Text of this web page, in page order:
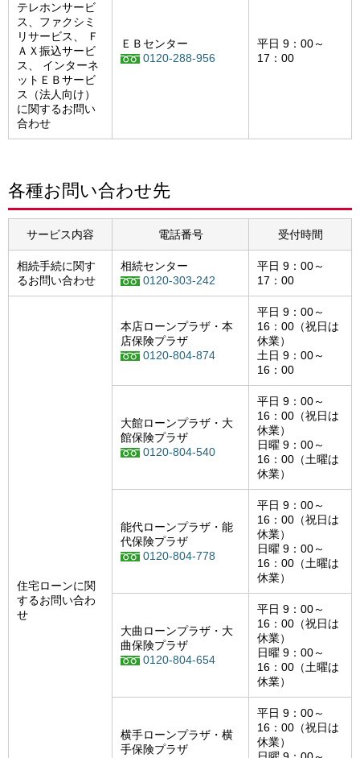
テレホンサービ
ス、ファクシミ
リサービス、 Ｆ
ＡＸ振込サービ
ス、 インターネ
ットＥＢサービ
ス（法人向け）
に関するお問い
合わせ
ＥＢセンター
0120-288-956
平日 9：00～
17：00
各種お問い合わせ先
サービス内容 電話番号 受付時間
相続手続に関す
るお問い合わせ
相続センター
0120-303-242
平日 9：00～
17：00
住宅ローンに関
するお問い合わ
せ
本店ローンプラザ・本
店保険プラザ
0120-804-874
平日 9：00～
16：00（祝日は
休業）
土日 9：00～
16：00
大館ローンプラザ・大
館保険プラザ
0120-804-540
平日 9：00～
16：00（祝日は
休業）
日曜 9：00～
16：00（土曜は
休業）
能代ローンプラザ・能
代保険プラザ
0120-804-778
平日 9：00～
16：00（祝日は
休業）
日曜 9：00～
16：00（土曜は
休業）
大曲ローンプラザ・大
曲保険プラザ
0120-804-654
平日 9：00～
16：00（祝日は
休業）
日曜 9：00～
16：00（土曜は
休業）
横手ローンプラザ・横
手保険プラザ
平日 9：00～
16：00（祝日は
休業）